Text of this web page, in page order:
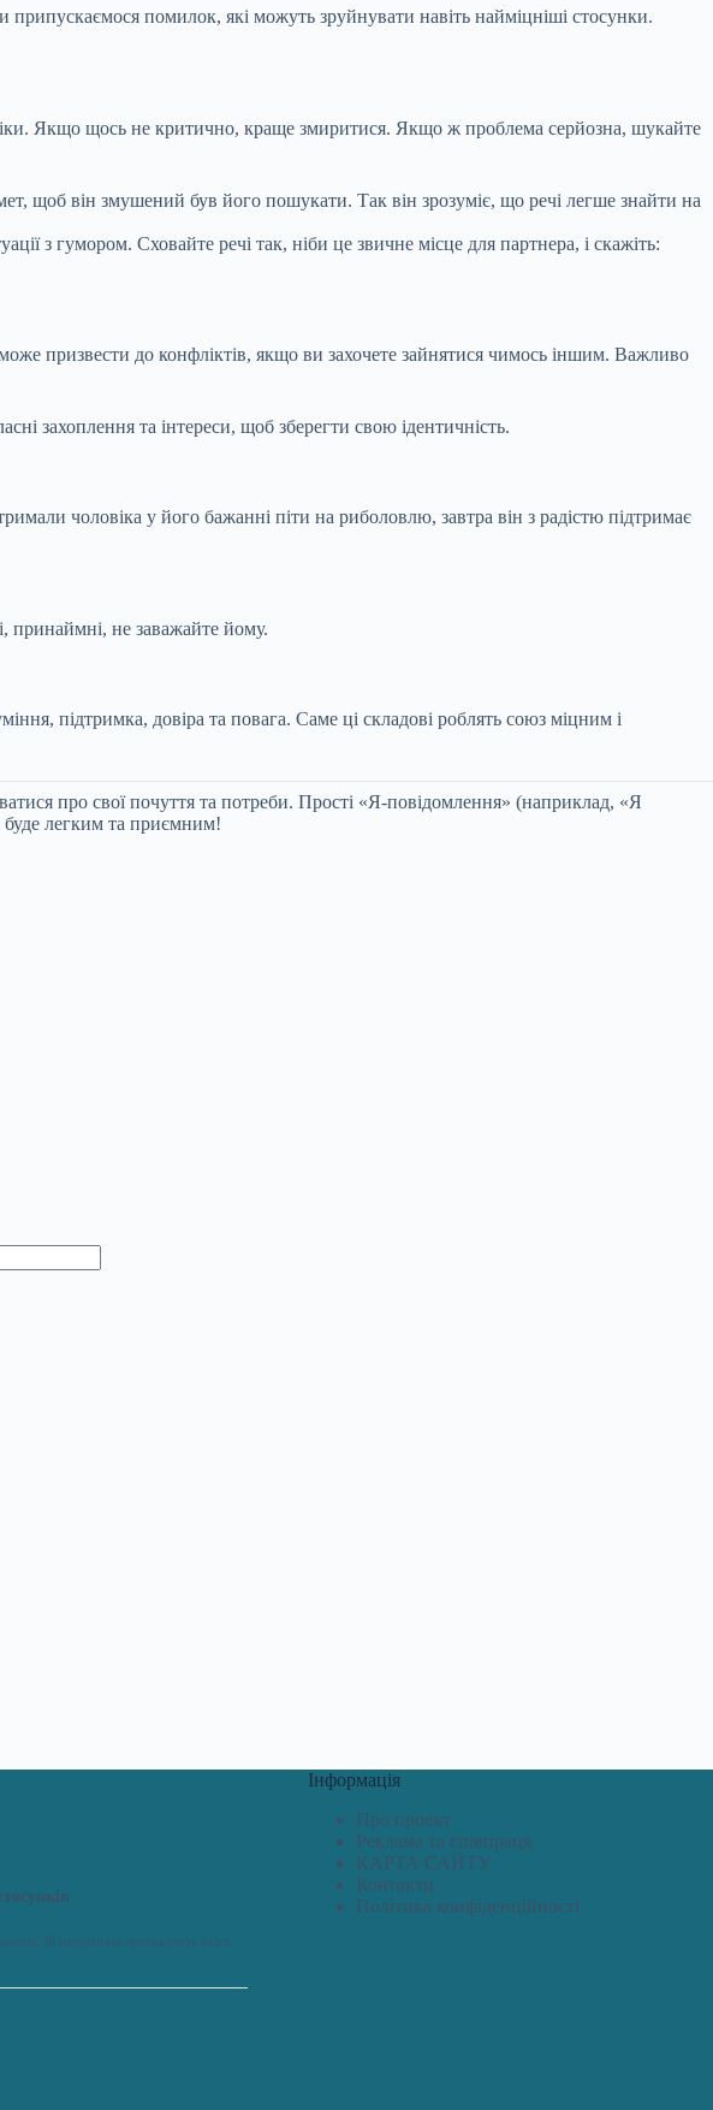
помилок, які можуть зруйнувати навіть найміцніші стосунки.
Якщо щось не критично, краще змиритися. Якщо ж проблема серйозна, шукайте
щоб він змушений був його пошукати. Так він зрозуміє, що речі легше знайти на
з гумором. Сховайте речі так, ніби це звичне місце для партнера, і скажіть:
призвести до конфліктів, якщо ви захочете зайнятися чимось іншим. Важливо
захоплення та інтереси, щоб зберегти свою ідентичність.
чоловіка у його бажанні піти на риболовлю, завтра він з радістю підтримає
не заважайте йому.
підтримка, довіра та повага. Саме ці складові роблять союз міцним і
про свої почуття та потреби. Прості «Я-повідомлення» (наприклад, «Я
легким та приємним!
Інформація
Про проект
Реклама та співпраця
КАРТА САЙТУ
Контакти
Політика конфіденційності